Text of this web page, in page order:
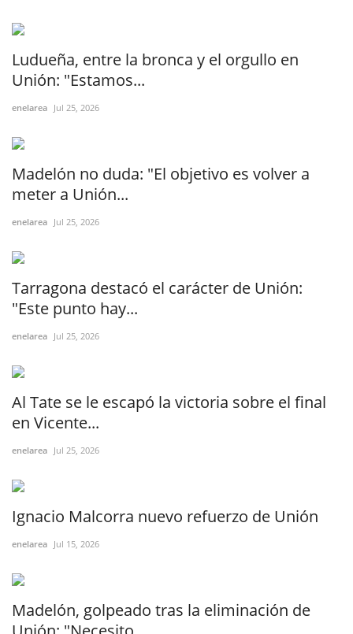
Ludueña, entre la bronca y el orgullo en
Unión: "Estamos...
enelarea Jul 25, 2026
Madelón no duda: "El objetivo es volver a
meter a Unión...
enelarea Jul 25, 2026
Tarragona destacó el carácter de Unión:
"Este punto hay...
enelarea Jul 25, 2026
Al Tate se le escapó la victoria sobre el final
en Vicente...
enelarea Jul 25, 2026
Ignacio Malcorra nuevo refuerzo de Unión
enelarea Jul 15, 2026
Madelón, golpeado tras la eliminación de